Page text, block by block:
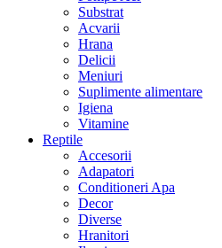
Substrat
Acvarii
Hrana
Delicii
Meniuri
Suplimente alimentare
Igiena
Vitamine
Reptile
Accesorii
Adapatori
Conditioneri Apa
Decor
Diverse
Hranitori